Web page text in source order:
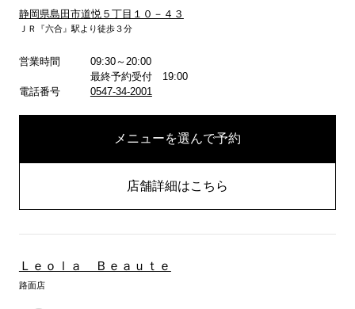
静岡県島田市道悦５丁目１０－４３
ＪＲ『六合』駅より徒歩３分
営業時間
09:30～20:00
最終予約受付 19:00
電話番号
0547-34-2001
メニューを選んで予約
店舗詳細はこちら
Ｌｅｏｌａ Ｂｅａｕｔｅ
路面店